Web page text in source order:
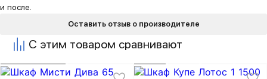
Оставить отзыв о производителе
и после.
С этим товаром сравнивают